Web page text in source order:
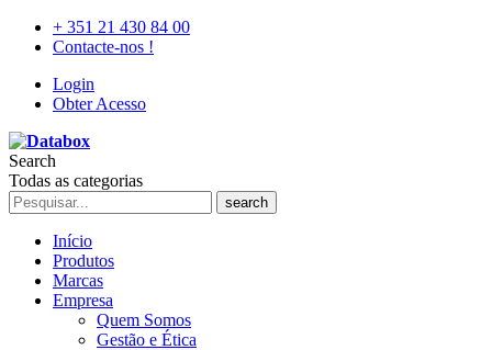
+ 351 21 430 84 00
Contacte-nos !
Login
Obter Acesso
Search
Todas as categorias
search
Início
Produtos
Marcas
Empresa
Quem Somos
Gestão e Ética